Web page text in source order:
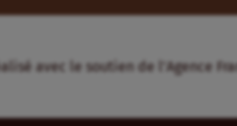
avec le soutien de l’Agence